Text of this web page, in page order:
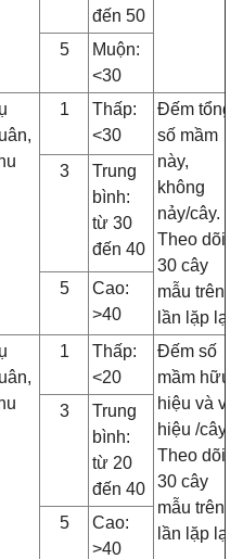
đến 50
5
Muộn:
<30
1
Thấp:
<30
Đếm tổng
số mầm
này,
không
nảy/cây.
Theo dõi
30 cây
mẫu trên 3
lần lặp lại
3
Trung
bình:
từ 30
đến 40
5
Cao:
>40
1
Thấp:
<20
Đếm số
mầm hữu
hiệu và vô
hiệu /cây.
Theo dõi
30 cây
mẫu trên 3
lần lặp lại
3
Trung
bình:
từ 20
đến 40
5
Cao:
>40